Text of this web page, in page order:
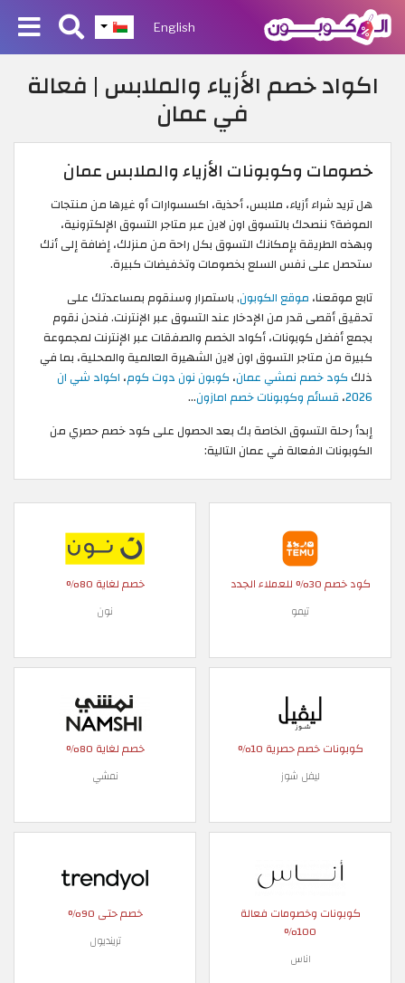
English
اكواد خصم الأزياء والملابس | فعالة
في عمان
خصومات وكوبونات الأزياء والملابس عمان
هل تريد شراء أزياء، ملابس، أحذية، اكسسوارات أو غيرها من منتجات
الموضة؟ ننصحك بالتسوق اون لاين عبر متاجر التسوق الإلكترونية،
وبهذه الطريقة بإمكانك التسوق بكل راحة من منزلك، إضافة إلى أنك
ستحصل على نفس السلع بخصومات وتخفيضات كبيرة.
تابع موقعنا، موقع الكوبون, باستمرار وسنقوم بمساعدتك على
تحقيق أقصى قدر من الإدخار عند التسوق عبر الإنترنت. فنحن نقوم
بجمع أفضل كوبونات، أكواد الخصم والصفقات عبر الإنترنت لمجموعة
كبيرة من متاجر التسوق اون لاين الشهيرة العالمية والمحلية، بما في
ذلك كود خصم نمشي عمان، كوبون نون دوت كوم، اكواد شي ان
2026، قسائم وكوبونات خصم امازون...
إبدأ رحلة التسوق الخاصة بك بعد الحصول على كود خصم حصري من
الكوبونات الفعالة في عمان التالية:
كود خصم 30% للعملاء الجدد
تيمو
خصم لغاية 80%
نون
كوبونات خصم حصرية 10%
ليفل شوز
خصم لغاية 80%
نمشي
كوبونات وخصومات فعالة
100%
اناس
خصم حتى 90%
ترينديول